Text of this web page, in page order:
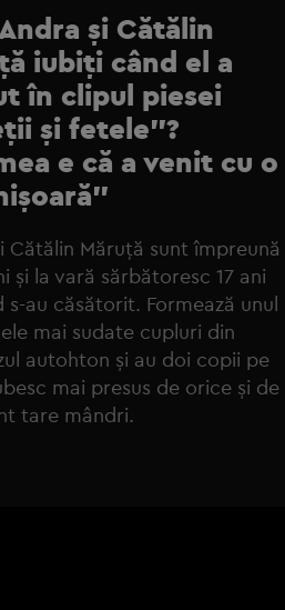
și Cătălin
iubiți când el a
în clipul piesei
și fetele"?
e că a venit cu o
Cătălin Măruță sunt împreună
și la vară sărbătoresc 17 ani
s-au căsătorit. Formează unul
mai sudate cupluri din
autohton și au doi copii pe
mai presus de orice și de
tare mândri.